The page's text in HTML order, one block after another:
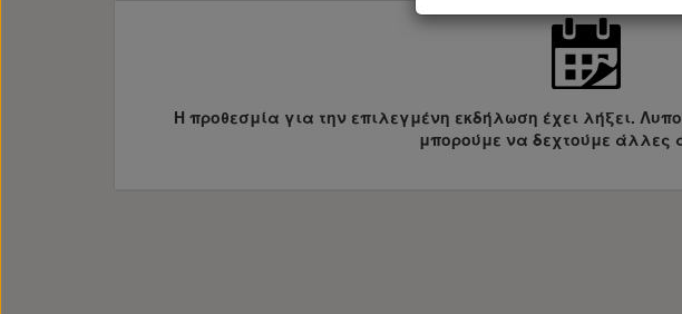
Η προθεσμία για την επιλεγμένη εκδήλωση έχει λήξει.
μπορούμε να δεχτούμε άλλες